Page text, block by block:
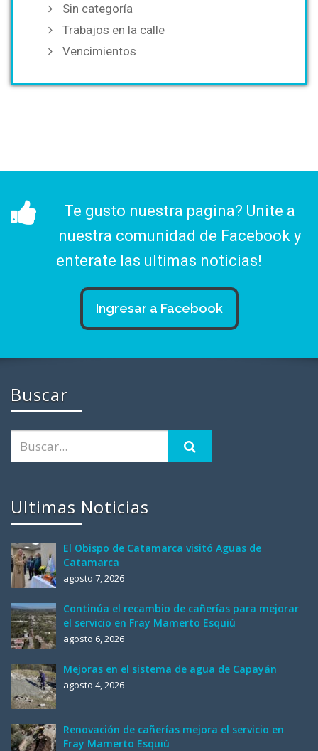
Sin categoría
Trabajos en la calle
Vencimientos
Te gusto nuestra pagina? Unite a
nuestra comunidad de Facebook y
enterate las ultimas noticias!
Ingresar a Facebook
Buscar
Ultimas Noticias
El Obispo de Catamarca visitó Aguas de
Catamarca
agosto 7, 2026
Continúa el recambio de cañerías para mejorar
el servicio en Fray Mamerto Esquiú
agosto 6, 2026
Mejoras en el sistema de agua de Capayán
agosto 4, 2026
Renovación de cañerías mejora el servicio en
Fray Mamerto Esquiú